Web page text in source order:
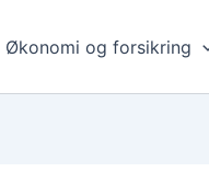
Økonomi og forsikring